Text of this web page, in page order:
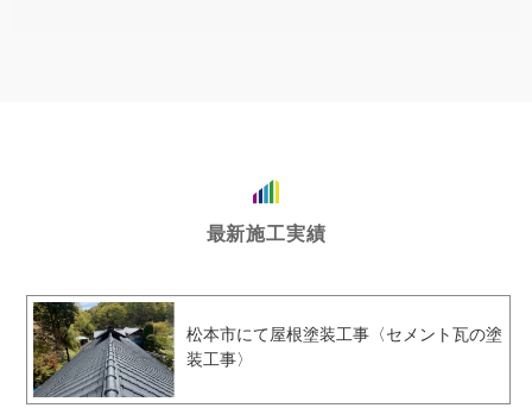
最新施工実績
松本市にて屋根塗装工事〈セメント瓦の塗
装工事〉